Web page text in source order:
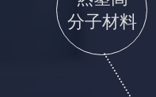
分子材料